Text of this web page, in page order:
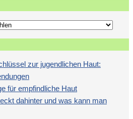
zur jugendlichen Haut:
für empfindliche Haut
dahinter und was kann man